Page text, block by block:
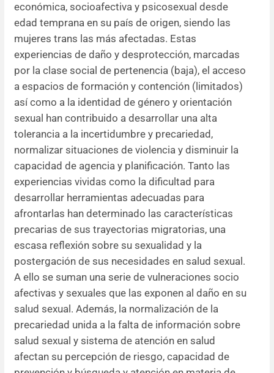
económica, socioafectiva y psicosexual desde
edad temprana en su país de origen, siendo las
mujeres trans las más afectadas. Estas
experiencias de daño y desprotección, marcadas
por la clase social de pertenencia (baja), el acceso
a espacios de formación y contención (limitados)
así como a la identidad de género y orientación
sexual han contribuido a desarrollar una alta
tolerancia a la incertidumbre y precariedad,
normalizar situaciones de violencia y disminuir la
capacidad de agencia y planificación. Tanto las
experiencias vividas como la dificultad para
desarrollar herramientas adecuadas para
afrontarlas han determinado las características
precarias de sus trayectorias migratorias, una
escasa reflexión sobre su sexualidad y la
postergación de sus necesidades en salud sexual.
A ello se suman una serie de vulneraciones socio
afectivas y sexuales que las exponen al daño en su
salud sexual. Además, la normalización de la
precariedad unida a la falta de información sobre
salud sexual y sistema de atención en salud
afectan su percepción de riesgo, capacidad de